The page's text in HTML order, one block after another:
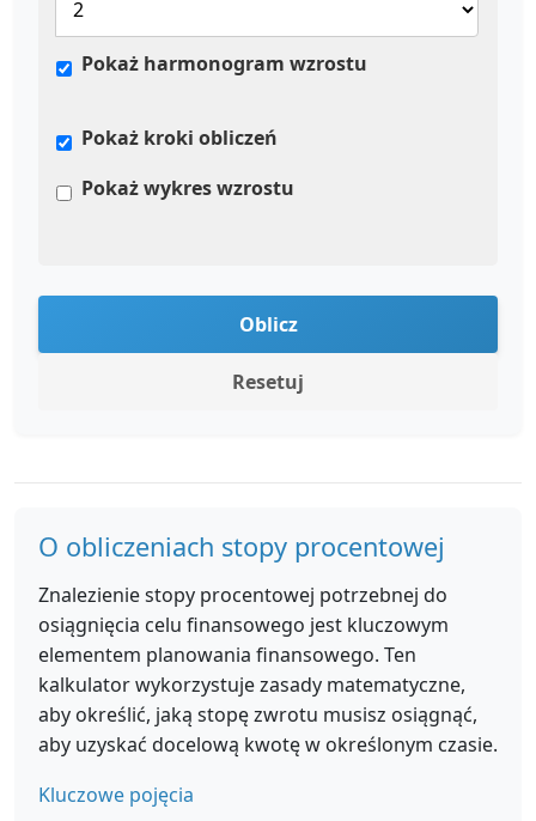
Pokaż harmonogram wzrostu
Pokaż kroki obliczeń
Pokaż wykres wzrostu
Oblicz
Resetuj
O obliczeniach stopy procentowej
Znalezienie stopy procentowej potrzebnej do
osiągnięcia celu finansowego jest kluczowym
elementem planowania finansowego. Ten
kalkulator wykorzystuje zasady matematyczne,
aby określić, jaką stopę zwrotu musisz osiągnąć,
aby uzyskać docelową kwotę w określonym czasie.
Kluczowe pojęcia